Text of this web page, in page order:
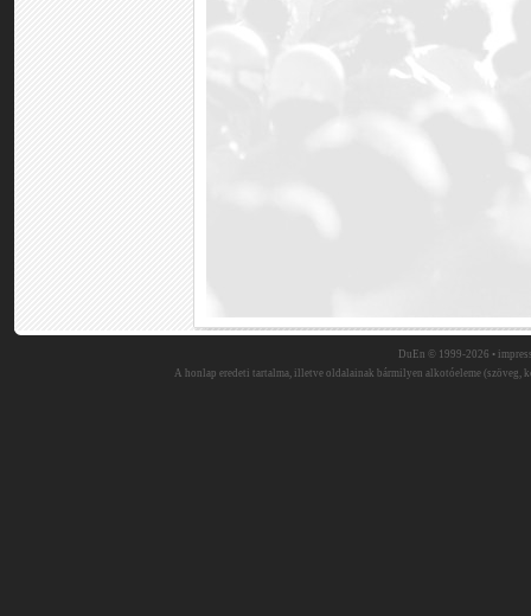
DuEn © 1999-2026 •
A honlap eredeti tartalma, illetve oldalainak bármilyen alkotóeleme (szöveg,